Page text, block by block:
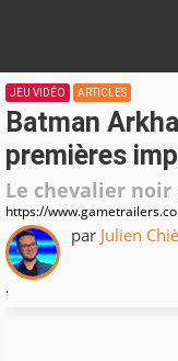
JEU VIDÉO ARTICLES
Batman
premières
Le chevalier
https://
par Julien
.